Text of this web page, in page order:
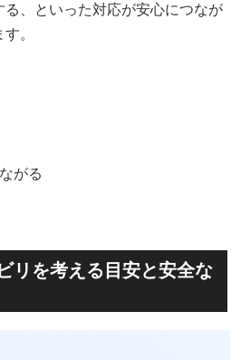
、といった対応が安心につなが
。
がる
リを考える目安と安全な